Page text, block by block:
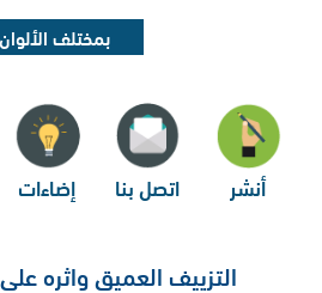
بمختلف الألوان
أنشر اتصل بنا إضاءات
التزييف العميق واثره